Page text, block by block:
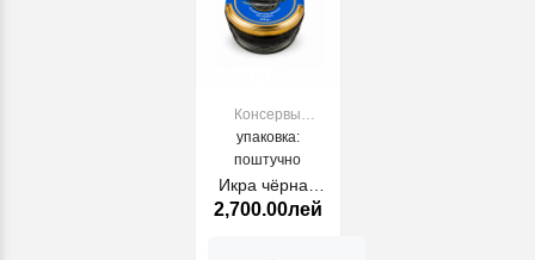
Консервы
рыбные и
морепродукты
упаковка:
поштучно
Икра чёрная
осетровая 113г
2,700.00лей